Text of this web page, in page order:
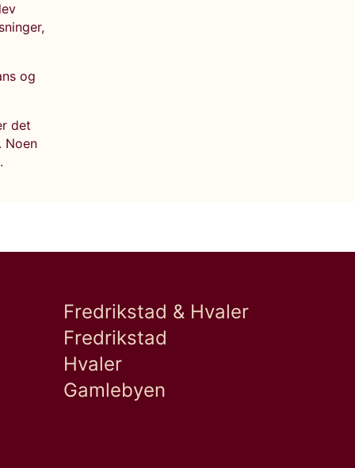
og
det
Noen
Fredrikstad & Hvaler
Fredrikstad
Hvaler
Gamlebyen